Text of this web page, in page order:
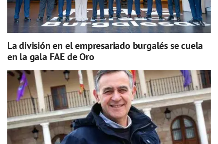
La división en el empresariado burgalés se cuela
en la gala FAE de Oro